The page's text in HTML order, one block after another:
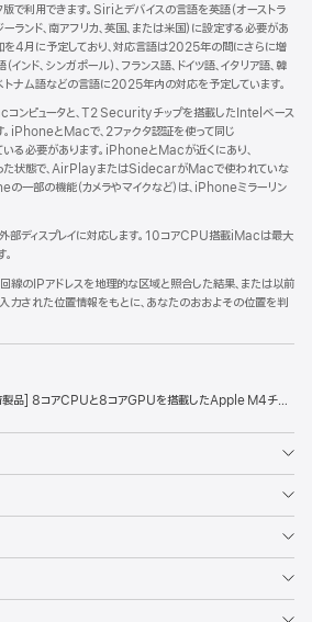
版で利用できます。Siriとデバイスの言語を英語（オーストラ
ーランド、南アフリカ、英国、または米国）に設定する必要があ
を4月に予定しており、対応言語は2025年の間にさらに増
インド、シンガポール）、フランス語、ドイツ語、イタリア語、韓
トナム語などの言語に2025年内の対応を予定しています。
ンピュータと、T2 Securityチップを搭載したIntelベース
。iPhoneとMacで、2ファクタ認証を使って同じ
る必要があります。iPhoneとMacが近くにあり、
状態で、AirPlayまたはSidecarがMacで使われていな
一部の機能（カメラやマイクなど）は、iPhoneミラーリン
ディスプレイに対応します。10コアCPU搭載iMacは最大
線のIPアドレスを地理的な区域と照合した結果、または以前
力された位置情報をもとに、あなたのおおよその位置を判
8コアCPUと8コアGPUを搭載したApple M4チップ - イエロー